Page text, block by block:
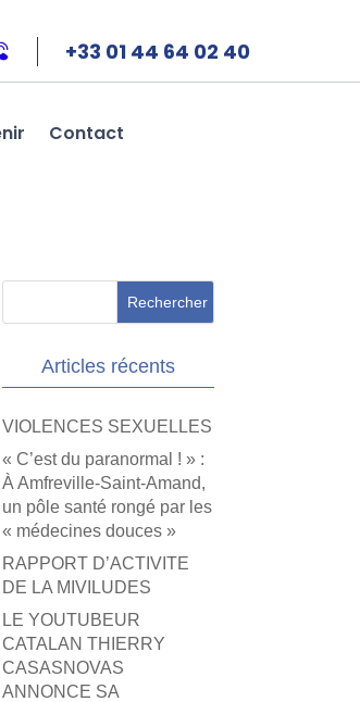
+33 01 44 64 02 40
Contact
Articles récents
VIOLENCES SEXUELLES
« C’est du paranormal ! » :
À Amfreville-Saint-Amand,
un pôle santé rongé par les
« médecines douces »
RAPPORT D’ACTIVITE
DE LA MIVILUDES
LE YOUTUBEUR
CATALAN THIERRY
CASASNOVAS
ANNONCE SA